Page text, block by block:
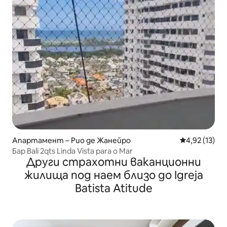
Апартамент – Рио де Жанейро Средна
4,92 (13)
Бар Bali 2qts Linda Vista para o Mar
Други страхотни ваканционни
жилища под наем близо до Igreja
Batista Atitude